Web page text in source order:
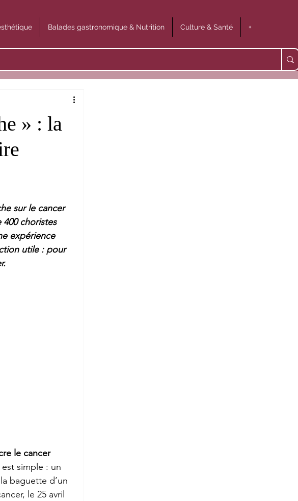
Balades gastronomique & Nutrition Culture & Santé +
» : la
sur le cancer
choristes
expérience
utile : pour
le cancer
est simple : un
baguette d’un
le 25 avril